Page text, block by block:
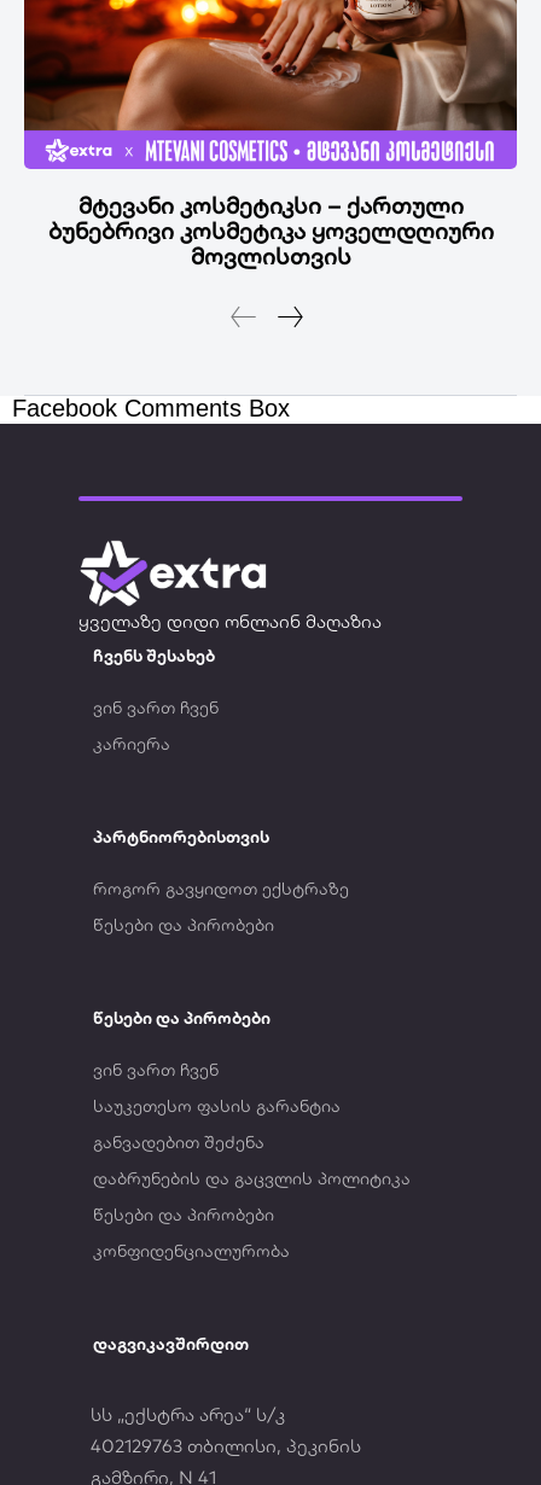
მტევანი კოსმეტიკსი – ქართული
ბუნებრივი კოსმეტიკა ყოველდღიური
მოვლისთვის
Facebook Comments Box
ყველაზე დიდი ონლაინ მაღაზია
ჩვენს შესახებ
ვინ ვართ ჩვენ
კარიერა
პარტნიორებისთვის
როგორ გავყიდოთ ექსტრაზე
წესები და პირობები
წესები და პირობები
ვინ ვართ ჩვენ
საუკეთესო ფასის გარანტია
განვადებით შეძენა
დაბრუნების და გაცვლის პოლიტიკა
წესები და პირობები
კონფიდენციალურობა
დაგვიკავშირდით
სს „ექსტრა არეა“ ს/კ
402129763 თბილისი, პეკინის
გამზირი, N 41